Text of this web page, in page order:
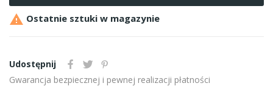
 Ostatnie sztuki w magazynie
Udostępnij
Gwarancja bezpiecznej i pewnej realizacji płatności